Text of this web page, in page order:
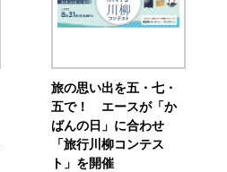
旅の思い出を五・七・
五で！ エースが「か
ばんの日」に合わせ
「旅行川柳コンテス
ト」を開催